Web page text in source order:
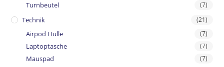
Turnbeutel (7)
Technik (21)
Airpod Hülle (7)
Laptoptasche (7)
Mauspad (7)